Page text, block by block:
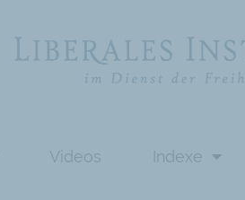
Videos Indexe